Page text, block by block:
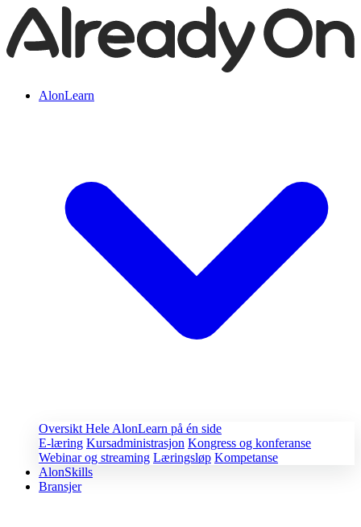
AlonLearn
Oversikt Hele AlonLearn på én side
E-læring Kursadministrasjon Kongress og konferanse
Webinar og streaming Læringsløp Kompetanse
AlonSkills
Bransjer